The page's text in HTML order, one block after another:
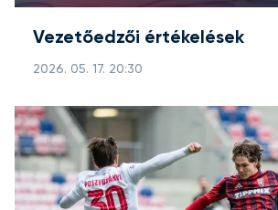
Vezetőedzői értékelések
2026. 05. 17. 20:30